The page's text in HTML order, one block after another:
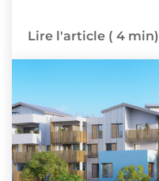
Lire l'article ( 4 min)